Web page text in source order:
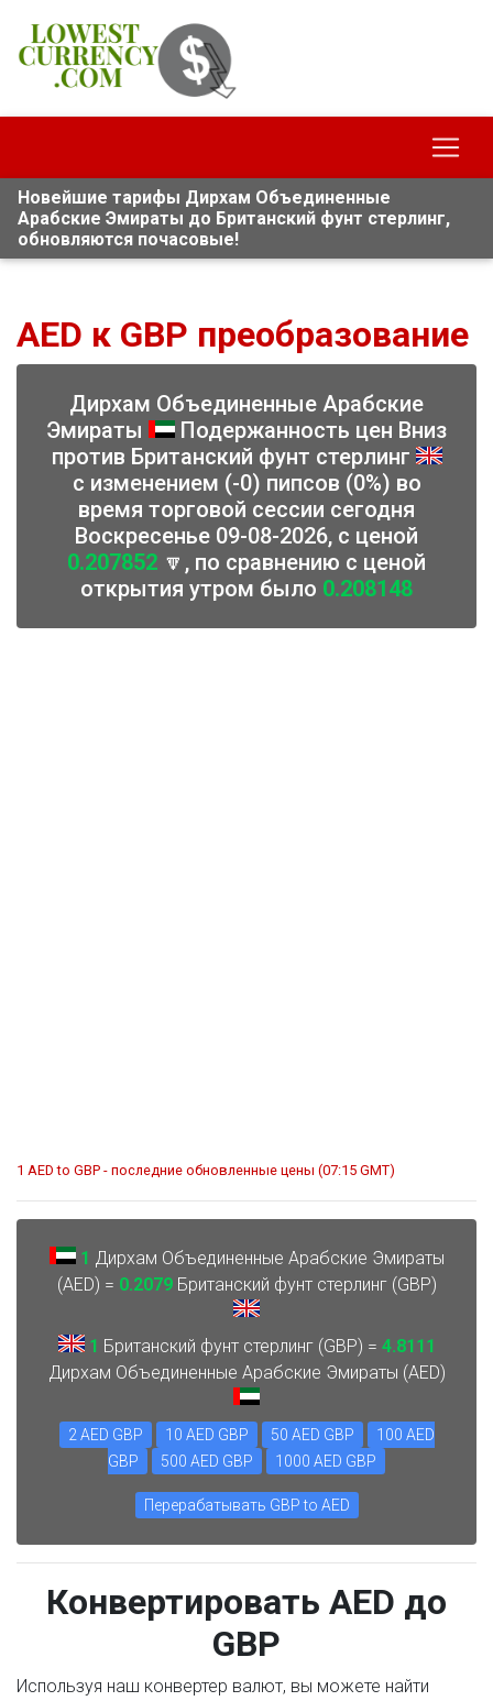
Новейшие тарифы Дирхам Объединенные
Арабские Эмираты до Британский фунт стерлинг,
обновляются почасовые!
AED к GBP преобразование
Дирхам Объединенные Арабские
Эмираты
Подержанность цен Вниз
против Британский фунт стерлинг
с изменением (-0) пипсов (0%) во
время торговой сессии сегодня
Воскресенье 09-08-2026, с ценой
0.207852 🔽, по сравнению с ценой
открытия утром было 0.208148
1 AED to GBP - последние обновленные цены (07:15 GMT)
1 Дирхам Объединенные Арабские Эмираты
(AED) = 0.2079Британский фунт стерлинг (GBP)
1 Британский фунт стерлинг (GBP) = 4.8111
Дирхам Объединенные Арабские Эмираты (AED)
2 AED GBP 10 AED GBP 50 AED GBP
100 AED
GBP
500 AED GBP 1000 AED GBP
Перерабатывать GBP to AED
Конвертировать AED до
GBP
Используя наш конвертер валют, вы можете найти